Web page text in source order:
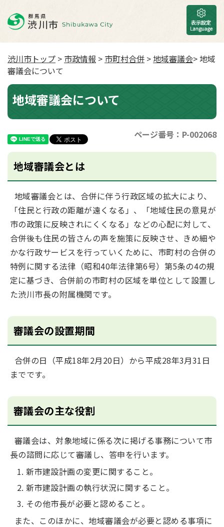
渋川市トップ > 市政情報 > 市町村合併 >地域審議会> 地域
審議会について
地域審議会について
ページ番号：P-002068
地域審議会とは
地域審議会とは、合併に伴う行政区域の拡大により、
「住民と行政の距離が遠くなる」、「地域住民の意見が
市の政策に反映されにくくなる」などの心配に対して、
合併後も住民の皆さんの声を施策に反映させ、きめ細や
かな行政サービスを行っていくために、市町村の合併の
特例に関する法律（昭和40年法律第6号）第5条の4の規
定に基づき、合併前の市町村の区域を単位として設置し
た渋川市長の附属機関です。
審議会の設置期間
合併の日（平成18年2月20日）から平成28年3月31日
までです。
審議会の主な役割
審議会は、対象地域に係る次に掲げる事務について市
長の諮問に応じて審議し、答申を行います。
新市建設計画の変更に関すること。
新市建設計画の執行状況に関すること。
その他市長が必要と認めること。
また、このほかに、地域審議会が必要と認める事項に